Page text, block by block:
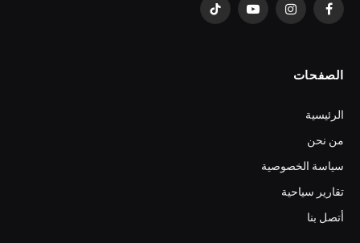
فيسبوكالانستغراميوتيوب تيكتوك
الصفحات
الرئيسية
من نحن
سياسة الخصوصية
تقارير سياحية
أتصل بنا